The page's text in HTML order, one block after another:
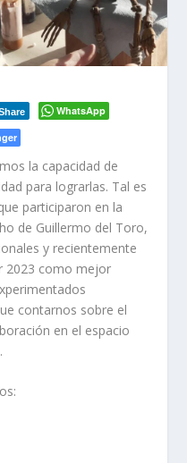
WhatsApp
la capacidad de
para lograrlas. Tal es
participaron en la
de Guillermo del Toro,
y recientemente
2023 como mejor
contarnos sobre el
en el espacio